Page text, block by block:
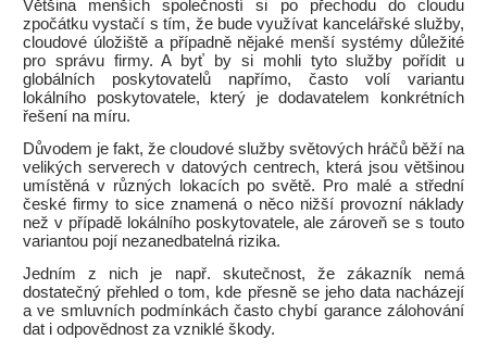
Většina menších společností si po přechodu do cloudu
zpočátku vystačí s tím, že bude využívat kancelářské služby,
cloudové úložiště a případně nějaké menší systémy důležité
pro správu firmy. A byť by si mohli tyto služby pořídit u
globálních poskytovatelů napřímo, často volí variantu
lokálního poskytovatele, který je dodavatelem konkrétních
řešení na míru.
Důvodem je fakt, že cloudové služby světových hráčů běží na
velikých serverech v datových centrech, která jsou většinou
umístěná v různých lokacích po světě. Pro malé a střední
české firmy to sice znamená o něco nižší provozní náklady
než v případě lokálního poskytovatele, ale zároveň se s touto
variantou pojí nezanedbatelná rizika.
Jedním z nich je např. skutečnost, že zákazník nemá
dostatečný přehled o tom, kde přesně se jeho data nacházejí
a ve smluvních podmínkách často chybí garance zálohování
dat i odpovědnost za vzniklé škody.